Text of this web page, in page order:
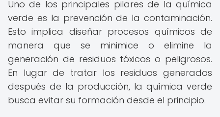
Uno de los principales pilares de la química
verde es la prevención de la contaminación.
Esto implica diseñar procesos químicos de
manera que se minimice o elimine la
generación de residuos tóxicos o peligrosos.
En lugar de tratar los residuos generados
después de la producción, la química verde
busca evitar su formación desde el principio.